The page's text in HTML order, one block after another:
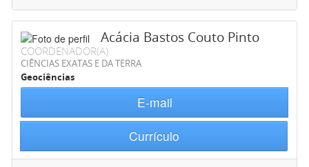
Acácia Bastos Couto Pinto
COORDENADOR(A)
CIÊNCIAS EXATAS E DA TERRA
Geociências
E-mail
Currículo